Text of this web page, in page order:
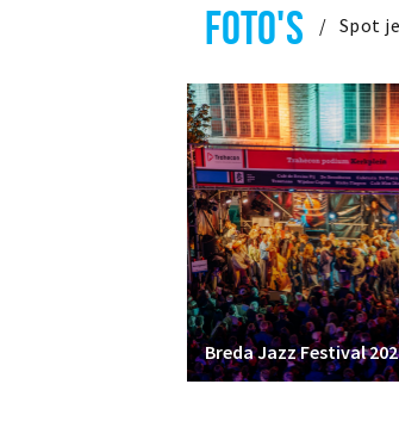
FOTO'S Spot
Breda Jazz Festival